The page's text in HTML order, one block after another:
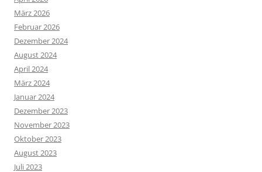
März 2026
Februar 2026
Dezember 2024
August 2024
April 2024
März 2024
Januar 2024
Dezember 2023
November 2023
Oktober 2023
August 2023
Juli 2023